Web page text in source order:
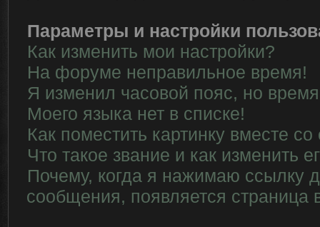
Параметры и настройки
Как изменить мои настройки?
На форуме неправильное время!
Я изменил часовой пояс, но
Моего языка нет в списке!
Как поместить картинку вместе
Что такое звание и как изменить
Почему, когда я нажимаю ссылку
сообщения, появляется страница